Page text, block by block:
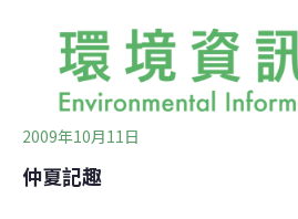
要餓死了。我的經驗是，如果打擾
我走到路的另一邊，靜靜等待，直
2009年10月11日
仲夏記趣